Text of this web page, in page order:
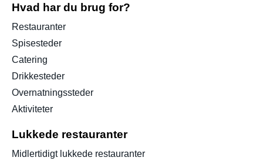
Hvad har du brug for?
Restauranter
Spisesteder
Catering
Drikkesteder
Overnatningssteder
Aktiviteter
Lukkede restauranter
Midlertidigt lukkede restauranter